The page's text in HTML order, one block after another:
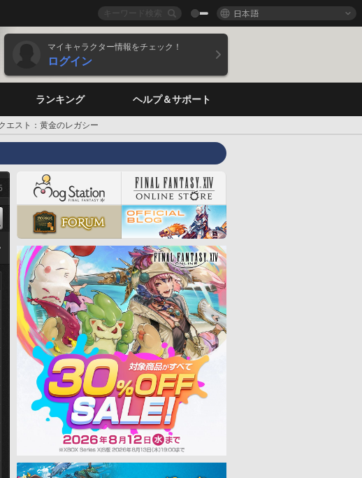
日本語
マイキャラクター情報をチェック！
ログイン
ランキング ヘルプ＆サポート
エスト：黄金のレガシー